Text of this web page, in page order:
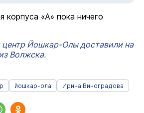
корпуса «А» пока ничего
центр Йошкар-Олы доставили на
Волжска.
йошкар-ола Ирина Виноградова